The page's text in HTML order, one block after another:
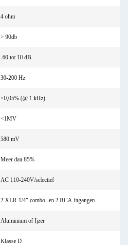
4 ohm
> 90db
-60 tot 10 dB
30-200 Hz
<0,05% (@ 1 kHz)
<1MV
580 mV
Meer dan 85%
AC 110-240V/selectief
2 XLR-1/4" combo- en 2 RCA-ingangen
Aluminium of Ijzer
Klasse D